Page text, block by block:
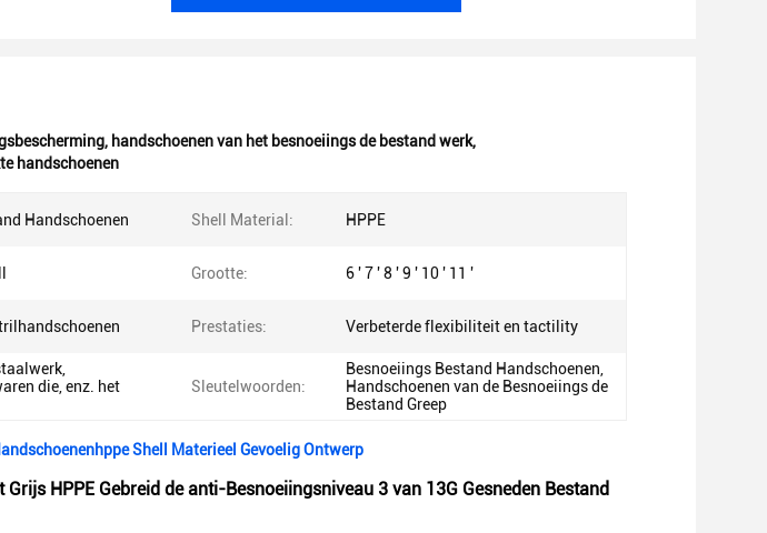
, handschoenen van het besnoeiings de bestand werk,
handschoenen
Handschoenen Shell Material: HPPE
Grootte: 6 ' 7 ' 8 ' 9 ' 10 ' 11 '
Prestaties: Verbeterde flexibiliteit en tactility
die, enz. het
Sleutelwoorden:
Besnoeiings Bestand Handschoenen,
Handschoenen van de Besnoeiings de
Bestand Greep
Shell Materieel Gevoelig Ontwerp
HPPE Gebreid de anti-Besnoeiingsniveau 3 van 13G Gesneden Bestand